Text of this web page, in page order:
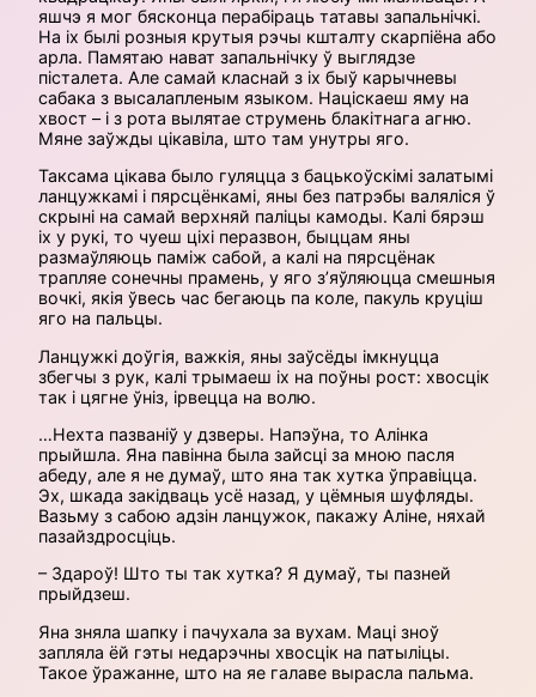
яшчэ я мог бясконца перабіраць татавы запальнічкі.
На іх былі розныя крутыя рэчы кшталту скарпіёна або
арла. Памятаю нават запальнічку ў выглядзе
пісталета. Але самай класнай з іх быў карычневы
сабака з высалапленым языком. Націскаеш яму на
хвост – і з рота вылятае струмень блакітнага агню.
Мяне заўжды цікавіла, што там унутры яго.
Таксама цікава было гуляцца з бацькоўскімі залатымі
ланцужкамі і пярсцёнкамі, яны без патрэбы валяліся ў
скрыні на самай верхняй паліцы камоды. Калі бярэш
іх у рукі, то чуеш ціхі перазвон, быццам яны
размаўляюць паміж сабой, а калі на пярсцёнак
трапляе сонечны прамень, у яго з’яўляюцца смешныя
вочкі, якія ўвесь час бегаюць па коле, пакуль круціш
яго на пальцы.
Ланцужкі доўгія, важкія, яны заўсёды імкнуцца
збегчы з рук, калі трымаеш іх на поўны рост: хвосцік
так і цягне ўніз, ірвецца на волю.
…Нехта пазваніў у дзверы. Напэўна, то Алінка
прыйшла. Яна павінна была зайсці за мною пасля
абеду, але я не думаў, што яна так хутка ўправіцца.
Эх, шкада закідваць усё назад, у цёмныя шуфляды.
Вазьму з сабою адзін ланцужок, пакажу Аліне, няхай
пазайздросціць.
– Здароў! Што ты так хутка? Я думаў, ты пазней
прыйдзеш.
Яна зняла шапку і пачухала за вухам. Маці зноў
запляла ёй гэты недарэчны хвосцік на патыліцы.
Такое ўражанне, што на яе галаве вырасла пальма.